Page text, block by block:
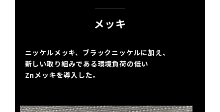
メッキ
ニッケルメッキ、ブラックニッケルに加え、
新しい取り組みである環境負荷の低い
Znメッキを導入した。